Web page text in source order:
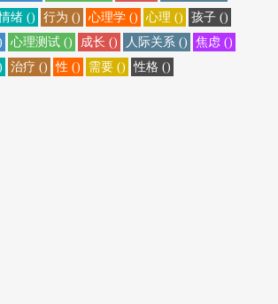
绪 () 行为 () 心理学 () 心理 ()
孩子 ()
心理测试 () 成长 () 人际关系 ()
焦虑 ()
治疗 () 性 () 需要 () 性格 ()